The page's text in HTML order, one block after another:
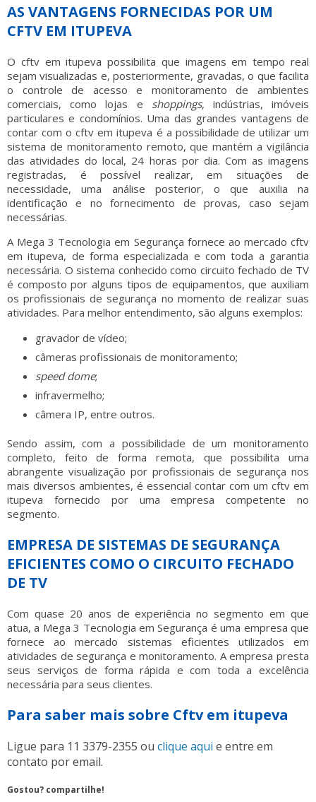
AS VANTAGENS FORNECIDAS POR UM
CFTV EM ITUPEVA
O cftv em itupeva possibilita que imagens em tempo real
sejam visualizadas e, posteriormente, gravadas, o que facilita
o controle de acesso e monitoramento de ambientes
comerciais, como lojas e shoppings, indústrias, imóveis
particulares e condomínios. Uma das grandes vantagens de
contar com ocftv em itupeva é a possibilidade de utilizar um
sistema de monitoramento remoto, que mantém a vigilância
das atividades do local, 24 horas por dia. Com as imagens
registradas, é possível realizar, em situações de
necessidade, uma análise posterior, o que auxilia na
identificação e no fornecimento de provas, caso sejam
necessárias.
A Mega 3 Tecnologia em Segurança fornece ao mercado cftv
em itupeva, de forma especializada e com toda a garantia
necessária. O sistema conhecido como circuito fechado de TV
é composto por alguns tipos de equipamentos, que auxiliam
os profissionais de segurança no momento de realizar suas
atividades. Para melhor entendimento, são alguns exemplos:
gravador de vídeo;
câmeras profissionais de monitoramento;
speed dome;
infravermelho;
câmera IP, entre outros.
Sendo assim, com a possibilidade de um monitoramento
completo, feito de forma remota, que possibilita uma
abrangente visualização por profissionais de segurança nos
mais diversos ambientes, é essencial contar com um cftv em
itupeva fornecido por uma empresa competente no
segmento.
EMPRESA DE SISTEMAS DE SEGURANÇA
EFICIENTES COMO O CIRCUITO FECHADO
DE TV
Com quase 20 anos de experiência no segmento em que
atua, a Mega 3 Tecnologia em Segurança é uma empresa que
fornece ao mercado sistemas eficientes utilizados em
atividades de segurança e monitoramento. A empresa presta
seus serviços de forma rápida e com toda a excelência
necessária para seus clientes.
Para saber mais sobre Cftv em itupeva
Ligue para 11 3379-2355 ou clique aqui e entre em
contato por email.
Gostou? compartilhe!